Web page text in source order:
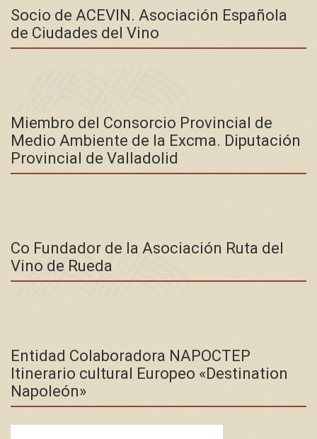
Socio de ACEVIN. Asociación Española
de Ciudades del Vino
Miembro del Consorcio Provincial de
Medio Ambiente de la Excma. Diputación
Provincial de Valladolid
Co Fundador de la Asociación Ruta del
Vino de Rueda
Entidad Colaboradora NAPOCTEP
Itinerario cultural Europeo «Destination
Napoleón»